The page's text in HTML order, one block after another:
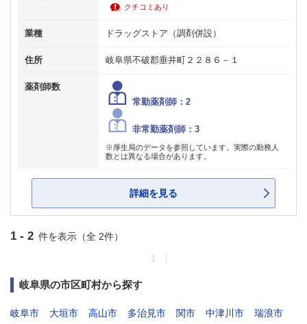
クチコミあり
業種 ドラッグストア（調剤併設）
住所 岐阜県不破郡垂井町２２８６－１
薬剤師数
常勤薬剤師：2
非常勤薬剤師：3
※厚生局のデータを参照しています。実際の勤務人
数とは異なる場合があります。
詳細を見る
1 - 2 件を表示（全 2件）
1
岐阜県の市区町村から探す
岐阜市 大垣市 高山市 多治見市 関市 中津川市
瑞浪市